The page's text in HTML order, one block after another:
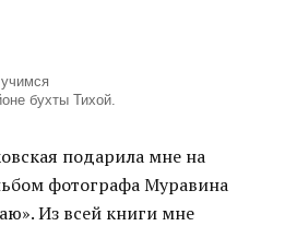
бухты Тихой.
подарила мне на
фотографа Муравина
Из всей книги мне